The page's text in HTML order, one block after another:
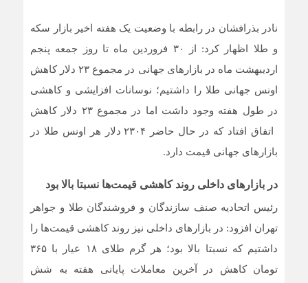
نادر بذرافشان در رابطه با وضعیت یک هفته اخیر بازار سکه
و طلا اظهار کرد: از ٣٠ فروردین ماه تا روز جمعه پنجم
اردیبهشت ماه در بازارهای جهانی در مجموع ۲۳ دلار کاهش
اونس جهانی طلا را داشتیم؛ نوسانات افزایشی و کاهشی
در طول هفته وجود داشت اما در مجموع ۲۳ دلار کاهش
اتفاق افتاد که در حال حاضر ٢٣٠۴ دلار هر اونس طلا در
بازارهای جهانی قیمت دارد.
در بازارهای داخلی روند کاهشی قیمت‌ها نسبتا بالا بود
رئیس اتحادیه صنف سازندگان و فروشندگان طلا و جواهر
تهران افزود: در بازارهای داخلی نیز روند کاهشی قیمت‌ها را
داشتیم که نسبتا بالا بود؛ هر گرم طلای ۱۸ عیار با ۳۶۵
تومان کاهش در آخرین معاملات پایانی هفته به شش